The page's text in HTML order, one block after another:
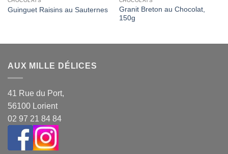
Guinguet Raisins au Sauternes
Granit Breton au Chocolat,
150g
AUX MILLE DÉLICES
41 Rue du Port,
56100 Lorient
02 97 21 84 84